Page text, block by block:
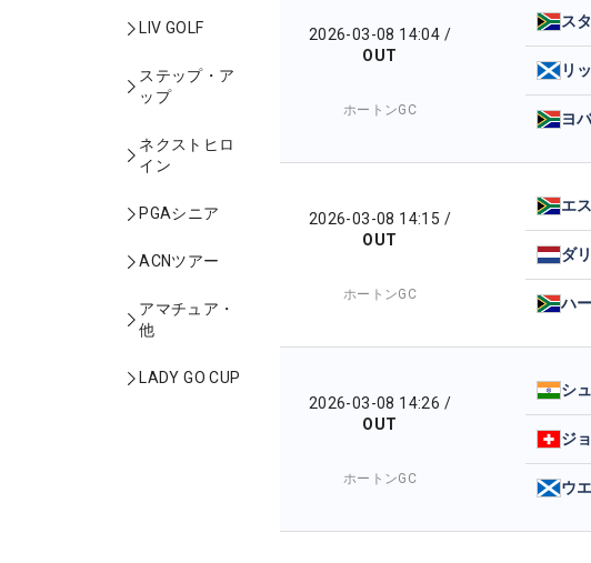
LIV GOLF
ステップ・ア
ップ
ネクストヒロ
イン
PGAシニア
ACNツアー
アマチュア・
他
LADY GO CUP
2026-03-08 14:04 /
OUT
ホートンGC
ス
リ
ヨ
2026-03-08 14:15 /
OUT
ホートンGC
エ
ダ
ハ
2026-03-08 14:26 /
OUT
ホートンGC
シ
ジ
ウ